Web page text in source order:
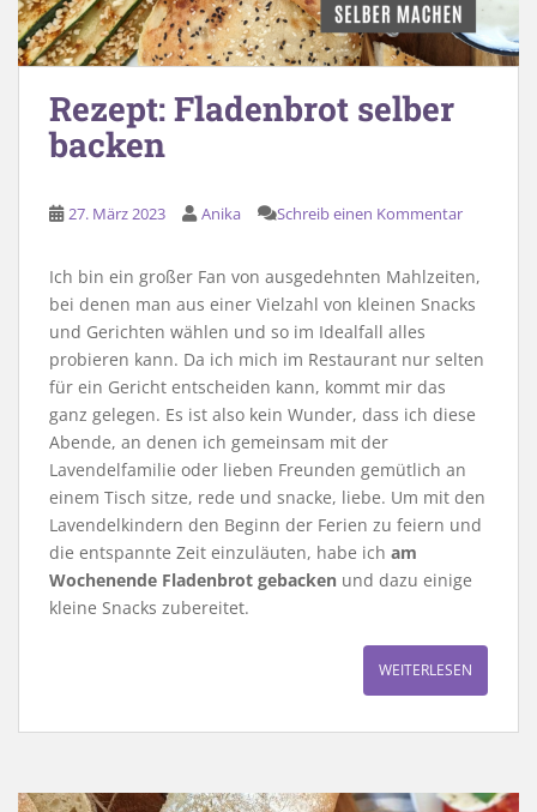
Rezept: Fladenbrot selber
backen
27. März 2023 Anika Schreib einen Kommentar
Ich bin ein großer Fan von ausgedehnten Mahlzeiten,
bei denen man aus einer Vielzahl von kleinen Snacks
und Gerichten wählen und so im Idealfall alles
probieren kann. Da ich mich im Restaurant nur selten
für ein Gericht entscheiden kann, kommt mir das
ganz gelegen. Es ist also kein Wunder, dass ich diese
Abende, an denen ich gemeinsam mit der
Lavendelfamilie oder lieben Freunden gemütlich an
einem Tisch sitze, rede und snacke, liebe. Um mit den
Lavendelkindern den Beginn der Ferien zu feiern und
die entspannte Zeit einzuläuten, habe ich am
Wochenende Fladenbrot gebacken und dazu einige
kleine Snacks zubereitet.
WEITERLESEN